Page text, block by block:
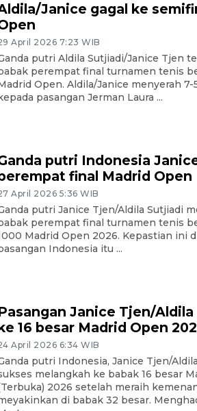
Janice gagal ke
April 2026 7:23 WIB
putri Aldila Sutjiadi/Janice Tjen
perempat final turnamen tenis
Open. Aldila/Janice menyerah 7-
pasangan Jerman Laura ...
putri Indonesia
final Madrid Open
April 2026 5:36 WIB
putri Janice Tjen/Aldila Sutjiadi
perempat final turnamen tenis
Madrid Open 2026. Kepastian ini
Indonesia itu ...
Janice Tjen/
16 besar Madrid Open
April 2026 6:34 WIB
putri Indonesia, Janice Tjen/
melangkah ke babak 16 besar
2026 setelah meraih
di babak 32 besar.
FOTO - Kirab
HUT ke-80 Raja
Yogyakarta
02 April 2026 12:51 WIB